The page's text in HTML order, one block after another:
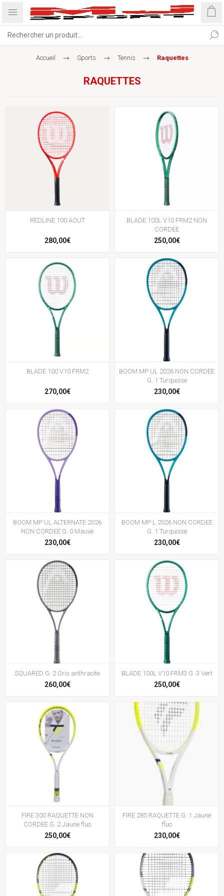
Accueil Sports Tennis Raquettes
RAQUETTES
REDLINE 100 AOUT
280,00€
BLADE 100L V10 FRM2 NON
CORDEE
250,00€
BLADE 100 V10 FRM2
270,00€
BOOM MP UL 2026 NON CORDEE
G. 1 Turquoise
230,00€
BOOM MP UL ALTERNATE 2026
NON CORDEE G. 0 Mauve
230,00€
BOOM MP L 2026 NON CORDEE
G. 1 Turquoise
230,00€
SQUARED G. 2 Gris anthracite
260,00€
BLADE 100L V10 FRM3 G. 3 Vert
250,00€
FIRE 300 RAQUETTE NON
CORDEE G. 2 Jaune fluo
250,00€
FIRE 285 RAQUETTE G. 1 Jaune
fluo
230,00€